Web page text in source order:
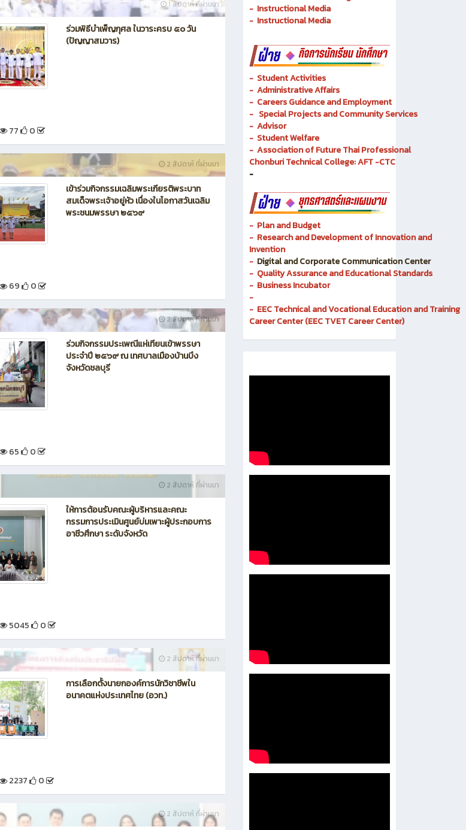
77 0
69 0
65 0
5045 0
- Instructional Curriculum Development
- Measurement and Evaluation
-Dual Vocational Training
-Instructional Media
-Instructional Media
- Student Activities
- Administrative Affairs
- Careers Guidance and Employment
-Special Projects and Community Services
-
-Association of Future Thai Professional
Chonburi Technical College: AFT -CTC
-
- Plan and Budget
- Research and Development of Innovation and
Invention
- Digital and Corporate Communication Center
- Quality Assurance and Educational Standards